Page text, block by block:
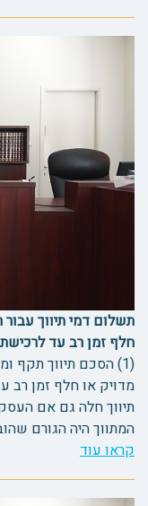
תשלום דמי תיווך
חלף זמן רב עד לרכישת
(1) הסכם תיווך תקף
תיווך חלה גם אם
המתווך היה הגורם
קראו עוד